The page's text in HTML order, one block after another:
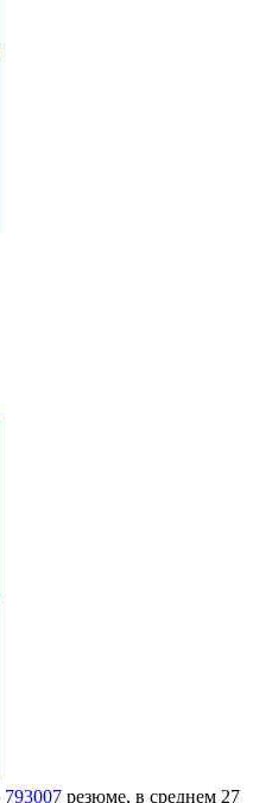
793007 резюме, в среднем 27